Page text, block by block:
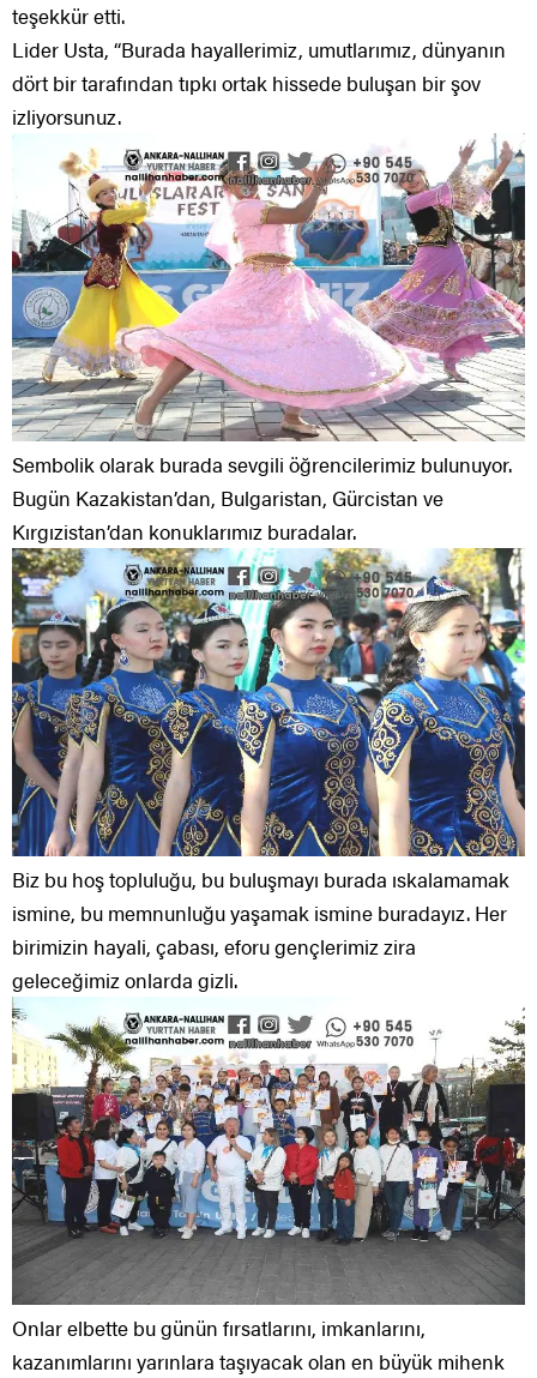
teşekkür etti.
Lider Usta, “Burada hayallerimiz, umutlarımız, dünyanın
dört bir tarafından tıpkı ortak hissede buluşan bir şov
izliyorsunuz.
Sembolik olarak burada sevgili öğrencilerimiz bulunuyor.
Bugün Kazakistan’dan, Bulgaristan, Gürcistan ve
Kırgızistan’dan konuklarımız buradalar.
Biz bu hoş topluluğu, bu buluşmayı burada ıskalamamak
ismine, bu memnunluğu yaşamak ismine buradayız. Her
birimizin hayali, çabası, eforu gençlerimiz zira
geleceğimiz onlarda gizli.
Onlar elbette bu günün fırsatlarını, imkanlarını,
kazanımlarını yarınlara taşıyacak olan en büyük mihenk